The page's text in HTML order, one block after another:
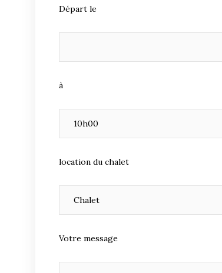
Départ le
à
location du chalet
Votre message